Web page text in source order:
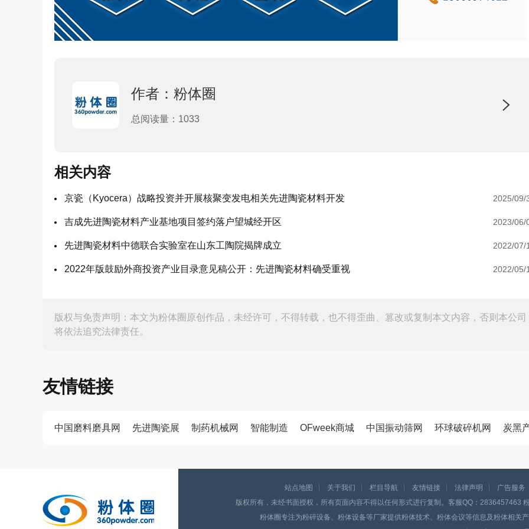
作者：粉体圈
总阅读量：1033
相关内容
京瓷（Kyocera）战略投资并开展核聚变发电相关先进陶瓷材料开发 2025/09/
吉成先进陶瓷材料产业基地项目签约落户望城经开区 2023/06/
先进陶瓷材料中德联合实验室在山东工陶院揭牌成立 2022/07/
2022年版鼓励外商投资产业目录意见稿公开：先进陶瓷材料确受重视 2022/05/
版权与免责声明：本文为粉体圈原创作品，未经许可，不得转载，也不得歪曲、篡改或复制本文内容，否则本公司
将依法追究法律责任。
友情链接
中国磨料磨具网 先进陶瓷展 制药机械网 智能制造 OFweek商城 中国振动筛网 环球破碎机网 炭黑
站点地图 关于我们 栏目导航 友情链接 法律声明 广告服务
版权所有，未经书面授权，所有页面内容不得以任何形式进行复制。客服QQ：2836457463
粉体圈专注为粉碎设备、粉体设备等厂家提供粉体技术、粉体会议等信息及粉体相关产